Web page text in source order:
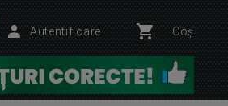
Autentificare Coș